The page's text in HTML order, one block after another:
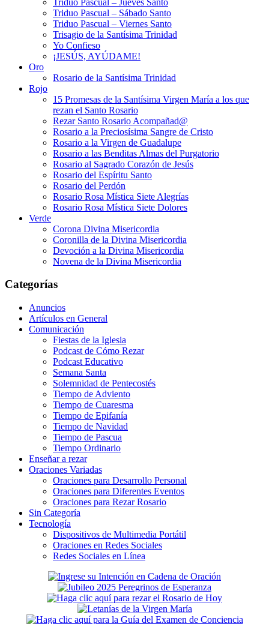
Triduo Pascual – Sábado Santo
Triduo Pascual – Viernes Santo
Trisagio de la Santísima Trinidad
Yo Confieso
¡JESÚS, AYÚDAME!
Oro
Rosario de la Santísima Trinidad
Rojo
15 Promesas de la Santísima Virgen María a los que
rezan el Santo Rosario
Rezar Santo Rosario Acompañad@
Rosario a la Preciosísima Sangre de Cristo
Rosario a la Virgen de Guadalupe
Rosario a las Benditas Almas del Purgatorio
Rosario al Sagrado Corazón de Jesús
Rosario del Espíritu Santo
Rosario del Perdón
Rosario Rosa Mística Siete Alegrías
Rosario Rosa Mística Siete Dolores
Verde
Corona Divina Misericordia
Coronilla de la Divina Misericordia
Devoción a la Divina Misericordia
Novena de la Divina Misericordia
Categorías
Anuncios
Artículos en General
Comunicación
Fiestas de la Iglesia
Podcast de Cómo Rezar
Podcast Educativo
Semana Santa
Solemnidad de Pentecostés
Tiempo de Adviento
Tiempo de Cuaresma
Tiempo de Epifanía
Tiempo de Navidad
Tiempo de Pascua
Tiempo Ordinario
Enseñar a rezar
Oraciones Variadas
Oraciones para Desarrollo Personal
Oraciones para Diferentes Eventos
Oraciones para Rezar Rosario
Sin Categoría
Tecnología
Dispositivos de Multimedia Portátil
Oraciones en Redes Sociales
Redes Sociales en Línea
Secondary
Sidebar